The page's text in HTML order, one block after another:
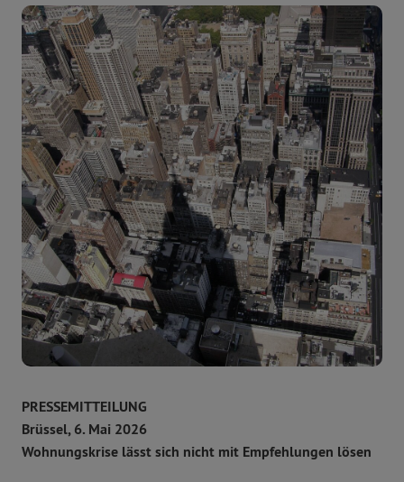
PRESSEMITTEILUNG
Brüssel, 6. Mai 2026
Wohnungskrise lässt sich nicht mit Empfehlungen lösen